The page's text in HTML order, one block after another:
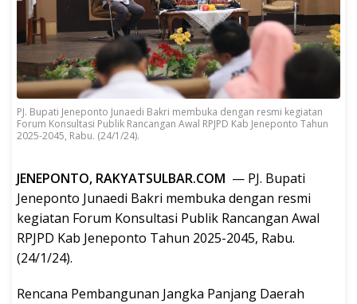
PJ. Bupati Jeneponto Junaedi Bakri membuka dengan resmi kegiatan
Forum Konsultasi Publik Rancangan Awal RPJPD Kab Jeneponto Tahun
2025-2045, Rabu. (24/1/24).
JENEPONTO, RAKYATSULBAR.COM — PJ. Bupati
Jeneponto Junaedi Bakri membuka dengan resmi
kegiatan Forum Konsultasi Publik Rancangan Awal
RPJPD Kab Jeneponto Tahun 2025-2045, Rabu.
(24/1/24).
Rencana Pembangunan Jangka Panjang Daerah